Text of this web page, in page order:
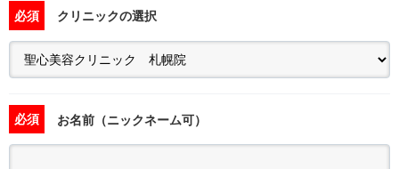
必須 クリニックの選択
必須 お名前（ニックネーム可）